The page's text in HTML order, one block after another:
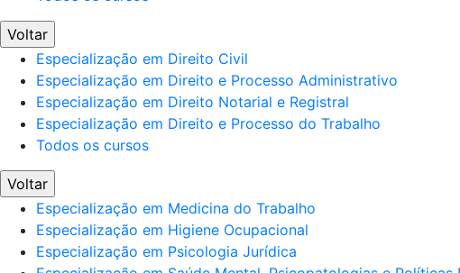
Voltar
Especialização em Direito Civil
Especialização em Direito e Processo Administrativo
Especialização em Direito Notarial e Registral
Especialização em Direito e Processo do Trabalho
Todos os cursos
Voltar
Especialização em Medicina do Trabalho
Especialização em Higiene Ocupacional
Especialização em Psicologia Jurídica